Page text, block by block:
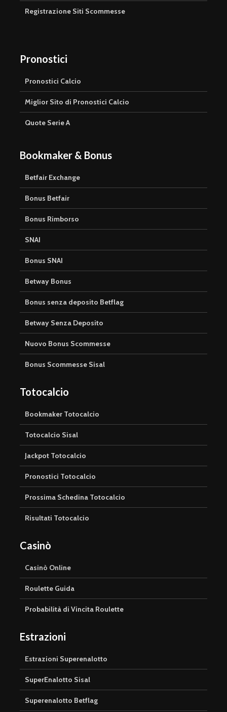
Registrazione Siti Scommesse
Pronostici
Pronostici Calcio
Miglior Sito di Pronostici Calcio
Quote Serie A
Bookmaker & Bonus
Betfair Exchange
Bonus Betfair
Bonus Rimborso
SNAI
Bonus SNAI
Betway Bonus
Bonus senza deposito Betflag
Betway Senza Deposito
Nuovo Bonus Scommesse
Bonus Scommesse Sisal
Totocalcio
Bookmaker Totocalcio
Totocalcio Sisal
Jackpot Totocalcio
Pronostici Totocalcio
Prossima Schedina Totocalcio
Risultati Totocalcio
Casinò
Casinò Online
Roulette Guida
Probabilità di Vincita Roulette
Estrazioni
Estrazioni Superenalotto
SuperEnalotto Sisal
Superenalotto Betflag